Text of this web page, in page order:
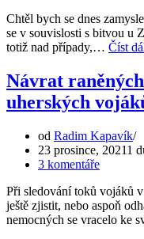
Chtěl bych se dnes
se v souvislosti s bitvou u
totiž nad případy,… Číst
Návrat
uherských
od Radim Kapavík
23 prosince, 20211
3 komentáře
Při sledování toků vojáků
ještě zjistit, nebo aspoň
nemocných se vracelo ke